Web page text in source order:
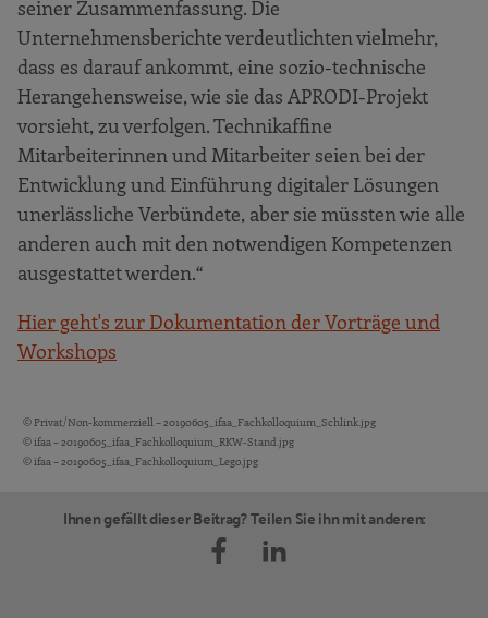
seiner Zusammenfassung. Die
Unternehmensberichte verdeutlichten vielmehr,
dass es darauf ankommt, eine sozio-technische
Herangehensweise, wie sie das APRODI-Projekt
vorsieht, zu verfolgen. Technikaffine
Mitarbeiterinnen und Mitarbeiter seien bei der
Entwicklung und Einführung digitaler Lösungen
unerlässliche Verbündete, aber sie müssten wie alle
anderen auch mit den notwendigen Kompetenzen
ausgestattet werden.“
Hier geht's zur Dokumentation der Vorträge und
Workshops
Bildquellen und Copyright-Hinweise
© Privat/Non-kommerziell – 20190605_ifaa_Fachkolloquium_Schlink.jpg
© ifaa – 20190605_ifaa_Fachkolloquium_RKW-Stand.jpg
© ifaa – 20190605_ifaa_Fachkolloquium_Lego.jpg
Ihnen gefällt dieser Beitrag? Teilen Sie ihn mit anderen: